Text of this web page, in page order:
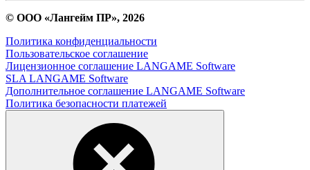
© ООО «Лангейм ПР», 2026
Политика конфиденциальности
Пользовательское соглашение
Лицензионное соглашение LANGAME Software
SLA LANGAME Software
Дополнительное соглашение LANGAME Software
Политика безопасности платежей